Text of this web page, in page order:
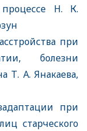
процессе Н. К.
при
болезни
Т. А. Янакаева,
при
старческого